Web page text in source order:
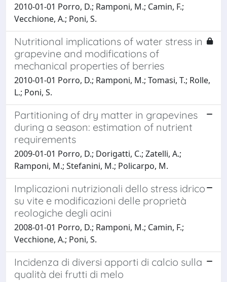
2010-01-01 Porro, D.; Ramponi, M.; Camin, F.;
Vecchione, A.; Poni, S.
Nutritional implications of water stress in
grapevine and modifications of
mechanical properties of berries
2010-01-01 Porro, D.; Ramponi, M.; Tomasi, T.; Rolle,
L.; Poni, S.
Partitioning of dry matter in grapevines
during a season: estimation of nutrient
requirements
2009-01-01 Porro, D.; Dorigatti, C.; Zatelli, A.;
Ramponi, M.; Stefanini, M.; Policarpo, M.
Implicazioni nutrizionali dello stress idrico
su vite e modificazioni delle proprietà
reologiche degli acini
2008-01-01 Porro, D.; Ramponi, M.; Camin, F.;
Vecchione, A.; Poni, S.
Incidenza di diversi apporti di calcio sulla
qualità dei frutti di melo